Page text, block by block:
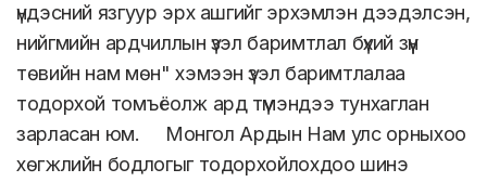
үндэсний язгуур эрх ашгийг эрхэмлэн дээдэлсэн,
нийгмийн ардчиллын үзэл баримтлал бүхий зүүн
төвийн нам мөн" хэмээн үзэл баримтлалаа
тодорхой томъёолж ард түмэндээ тунхаглан
зарласан юм. Монгол Ардын Нам улс орныхоо
хөгжлийн бодлогыг тодорхойлохдоо шинэ